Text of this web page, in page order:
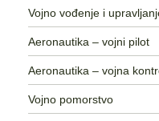
Vojno vođenje i
Aeronautika – vojni pilot
Aeronautika – vojna
Vojno pomorstvo